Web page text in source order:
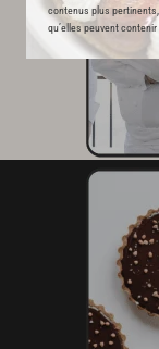
contenus plus
qu’elles peuvent